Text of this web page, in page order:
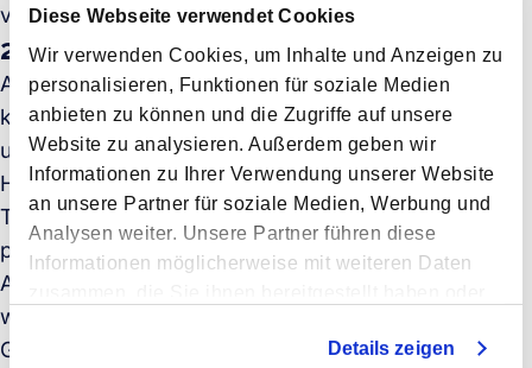
Diese Webseite verwendet Cookies
Wir verwenden Cookies, um Inhalte und Anzeigen zu
personalisieren, Funktionen für soziale Medien
anbieten zu können und die Zugriffe auf unsere
Website zu analysieren. Außerdem geben wir
Informationen zu Ihrer Verwendung unserer Website
an unsere Partner für soziale Medien, Werbung und
Analysen weiter. Unsere Partner führen diese
Informationen möglicherweise mit weiteren Daten
Details zeigen
volatile maritime Umgebung des Roten Meeres.
22. Dezember
Als Reaktion auf die anhaltende Krise im Roten Meer
kündigte Maersk Line an, alle seine Asien-Europa-
und Nahost-Europa-Sailings über das Kap der Guten
Hoffnung bis Mitte Februar 2024 umzuleiten, was die
Transitzeiten um 10-14 Tage verlängert. Diese
proaktive Maßnahme von Maersk spiegelte eine
Antizipation verlängerten Störungen in der Region
wider.
Gleichzeitig setzen Reedereien wie die französische